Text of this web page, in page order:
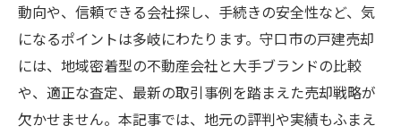
動向や、信頼できる会社探し、手続きの安全性など、気
になるポイントは多岐にわたります。守口市の戸建売却
には、地域密着型の不動産会社と大手ブランドの比較
や、適正な査定、最新の取引事例を踏まえた売却戦略が
欠かせません。本記事では、地元の評判や実績もふまえ